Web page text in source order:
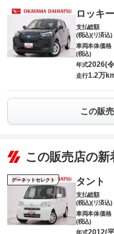
ロッキー
支払総額
(税込)(リ済込)
車両本体価格
(税込)
年式2026(
走行1.2万
この販
この販売店の新
グーネットセレクト タント
支払総額
(税込)(リ済込)
車両本体価格
(税込)
年式2012(